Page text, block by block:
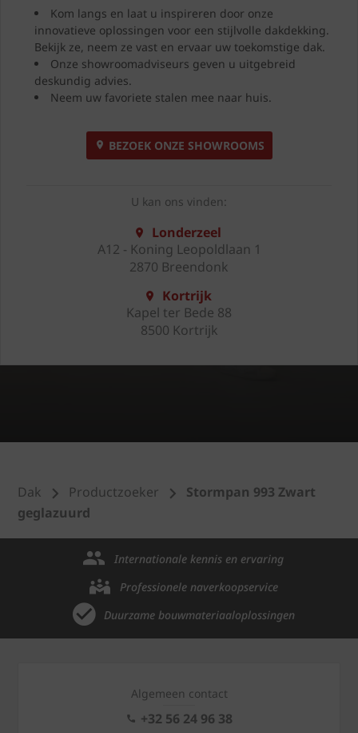
Kom langs en laat u inspireren door onze
innovatieve oplossingen voor een stijlvolle dakdekking.
Bekijk ze, neem ze vast en ervaar uw toekomstige dak.
Onze showroomadviseurs geven u uitgebreid
deskundig advies.
Neem uw favoriete stalen mee naar huis.
BEZOEK ONZE SHOWROOMS
U kan ons vinden:
Londerzeel
A12 - Koning Leopoldlaan 1
2870 Breendonk
Kortrijk
Kapel ter Bede 88
8500 Kortrijk
Dak Productzoeker
Stormpan 993 Zwart
geglazuurd
Internationale kennis en ervaring
Professionele naverkoopservice
Duurzame bouwmateriaaloplossingen
Algemeen contact
+32 56 24 96 38